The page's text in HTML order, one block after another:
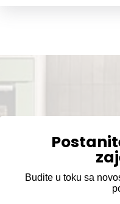
Budite u toku sa